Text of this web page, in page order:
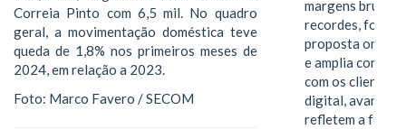
Correia Pinto com 6,5 mil. No quadro
geral, a movimentação doméstica teve
queda de 1,8% nos primeiros meses de
2024, em relação a 2023.
Foto: Marco Favero / SECOM
margens brutas
recordes,
proposta
e amplia
com os clientes
digital, avanços
refletem a força